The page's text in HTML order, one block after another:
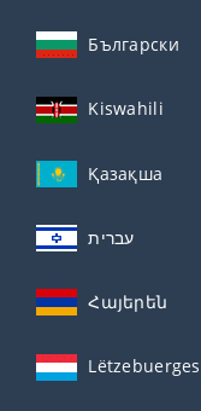
Български
Kiswahili
Қазақша
עברית
Հայերեն